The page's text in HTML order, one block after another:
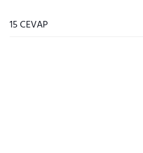
15 CEVAP